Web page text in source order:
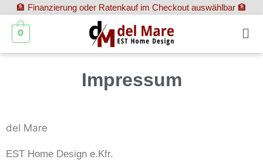
🏦 Finanzierung oder Ratenkauf im Checkout auswählbar 🏦
0
Impressum
del Mare
EST Home Design e.Kfr.